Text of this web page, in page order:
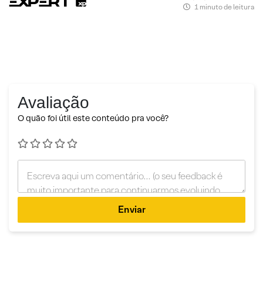
1 minuto de leitura
Avaliação
O quão foi útil este conteúdo pra você?
Enviar